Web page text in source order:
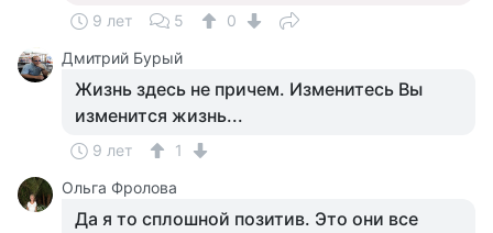
9 лет 5
0
Дмитрий Бурый
Жизнь здесь не причем. Изменитесь Вы
изменится жизнь...
9 лет
1
Ольга Фролова
Да я то сплошной позитив. Это они все